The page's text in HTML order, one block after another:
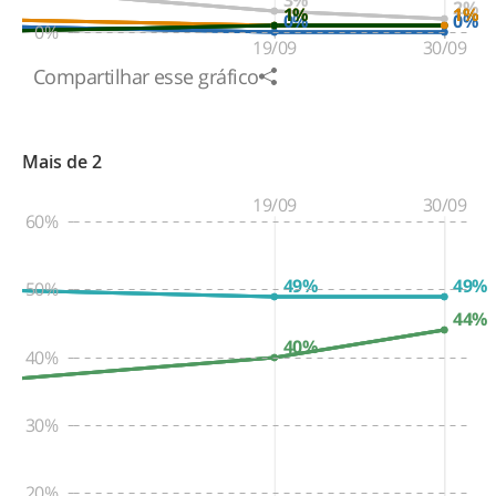
0%
19/09 30/09
0%
1%
1% 1%
0%
2%
1%
Compartilhar esse gráfico
Mais de 2
30%
40%
50%
60%
19/09 30/09
49% 49%
40%
44%